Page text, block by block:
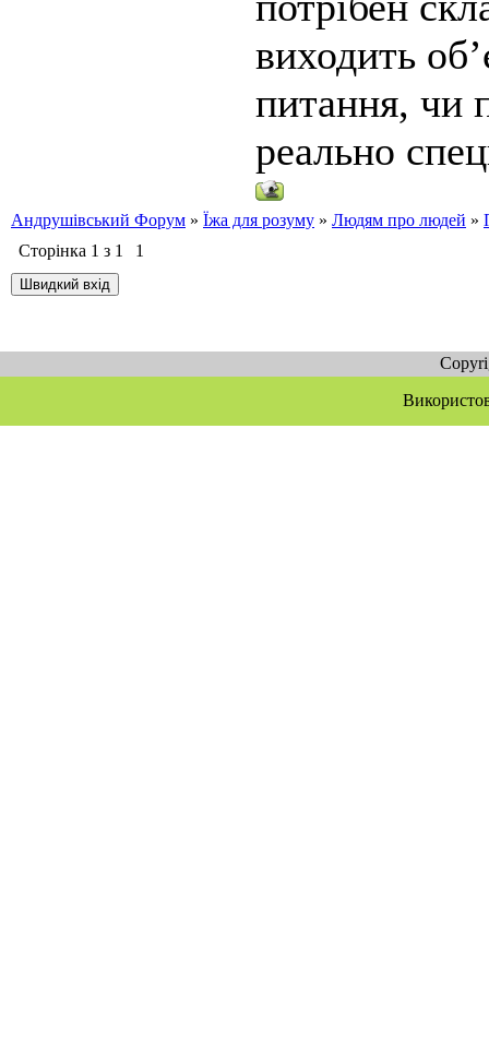
виходить
питання, чи
реально
Андрушівський Форум » Їжа для розуму » Людям про людей »
Сторінка 1 з 1 1